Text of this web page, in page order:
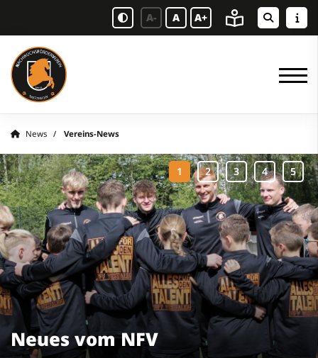
A- A A+
News Vereins-News
Neues vom NFV